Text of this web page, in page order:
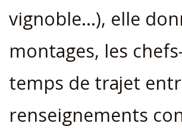
vignoble…), elle
montages, les
temps de trajet
renseignements